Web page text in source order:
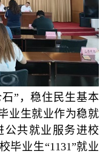
”，稳住民生基本
业生就业作为稳就
公共就业服务进校
毕业生“1131”就业